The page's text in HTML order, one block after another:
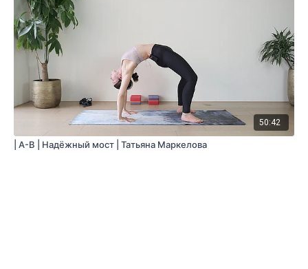
50:42
| A-B | Надёжный мост | Татьяна Маркелова